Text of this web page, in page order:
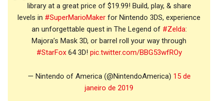
library at a great price of $19.99! Build, play, & share
levels in #SuperMarioMaker for Nintendo 3DS, experience
an unforgettable quest in The Legend of #Zelda:
Majora’s Mask 3D, or barrel roll your way through
#StarFox64 3D! pic.twitter.com/BBG53wfROy
— Nintendo of America (@NintendoAmerica) 15 de
janeiro de 2019